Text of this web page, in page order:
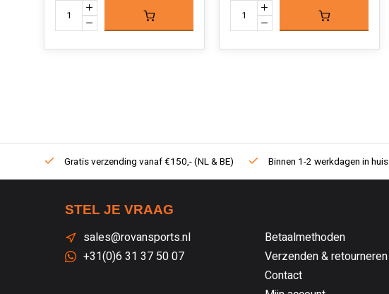
Gratis verzending vanaf €150,- (NL & BE) Binnen 1-2 werkdagen in huis
STEL JE VRAAG
sales@rovansports.nl
+31(0)6 31 37 50 07
Betaalmethoden
Verzenden & retourneren
Contact